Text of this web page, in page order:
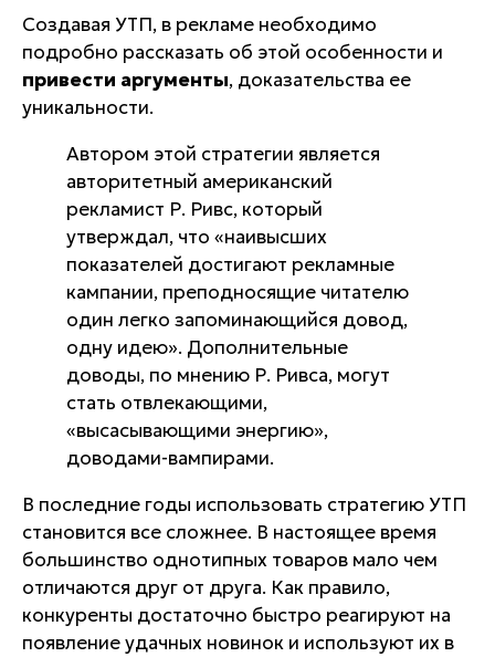
Создавая УТП, в рекламе необходимо
подробно рассказать об этой особенности и
привести аргументы, доказательства ее
уникальности.
Автором этой стратегии является
авторитетный американский
рекламист Р. Ривс, который
утверждал, что «наивысших
показателей достигают рекламные
кампании, преподносящие читателю
один легко запоминающийся довод,
одну идею». Дополнительные
доводы, по мнению Р. Ривса, могут
стать отвлекающими,
«высасывающими энергию»,
доводами-вампирами.
В последние годы использовать стратегию УТП
становится все сложнее. В настоящее время
большинство однотипных товаров мало чем
отличаются друг от друга. Как правило,
конкуренты достаточно быстро реагируют на
появление удачных новинок и используют их в